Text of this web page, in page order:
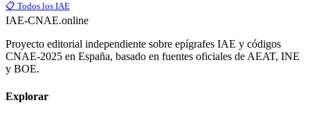
📋 Todos los IAE
IAE-CNAE.online
Proyecto editorial independiente sobre epígrafes IAE y códigos
CNAE-2025 en España, basado en fuentes oficiales de AEAT, INE
y BOE.
Explorar